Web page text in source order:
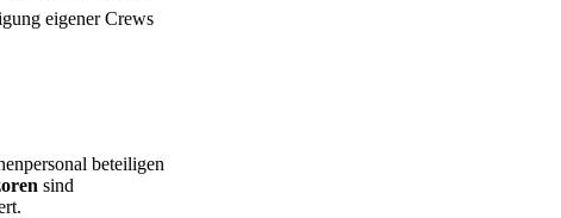
eigener Crews
beteiligen
sind